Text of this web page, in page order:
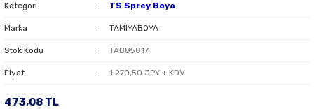
Kategori TS Sprey Boya
Marka TAMIYABOYA
Stok Kodu TAB85017
Fiyat 1.270,50 JPY + KDV
473,08 TL